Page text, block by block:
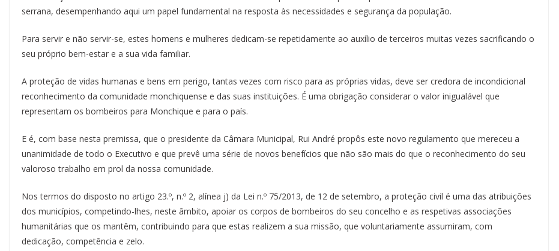
serrana, desempenhando aqui um papel fundamental na resposta às necessidades e segurança da população.
Para servir e não servir-se, estes homens e mulheres dedicam-se repetidamente ao auxílio de terceiros muitas vezes sacrificando o
seu próprio bem-estar e a sua vida familiar.
A proteção de vidas humanas e bens em perigo, tantas vezes com risco para as próprias vidas, deve ser credora de incondicional
reconhecimento da comunidade monchiquense e das suas instituições. É uma obrigação considerar o valor inigualável que
representam os bombeiros para Monchique e para o país.
E é, com base nesta premissa, que o presidente da Câmara Municipal, Rui André propôs este novo regulamento que mereceu a
unanimidade de todo o Executivo e que prevê uma série de novos benefícios que não são mais do que o reconhecimento do seu
valoroso trabalho em prol da nossa comunidade.
Nos termos do disposto no artigo 23.º, n.º 2, alínea j) da Lei n.º 75/2013, de 12 de setembro, a proteção civil é uma das atribuições
dos municípios, competindo-lhes, neste âmbito, apoiar os corpos de bombeiros do seu concelho e as respetivas associações
humanitárias que os mantêm, contribuindo para que estas realizem a sua missão, que voluntariamente assumiram, com
dedicação, competência e zelo.